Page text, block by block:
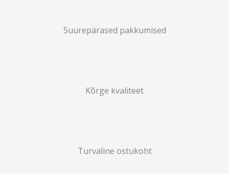
Suurepärased pakkumised
Kõrge kvaliteet
Turvaline ostukoht